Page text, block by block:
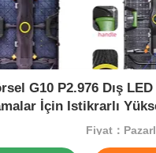
G10 P2.976 Dış
İçin Istikrarlı
Fiyat：